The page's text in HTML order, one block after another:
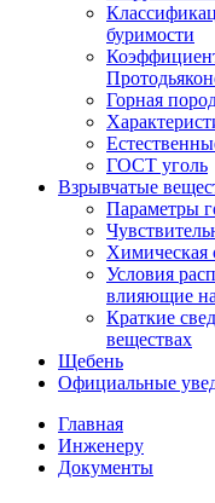
буримости
Горная
ГОСТ уголь
Взрывчатые
Параметры
Химическая
Условия
влияющие на
Краткие
веществах
Щебень
Официальные
Главная
Инженеру
Документы